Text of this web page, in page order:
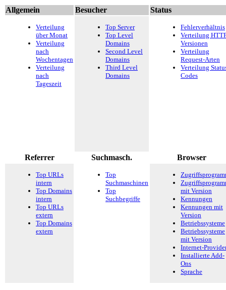
Allgemein Besucher Status
Verteilung
über Monat
Verteilung
nach
Wochentagen
Verteilung
nach
Tageszeit
Top Server
Top Level
Domains
Second Level
Domains
Third Level
Domains
Fehlerverhältnis
Verteilung
Versionen
Verteilung
Request-Arten
Verteilung
Codes
Referrer Suchmasch. Browser
Top URLs
intern
Top Domains
intern
Top URLs
extern
Top Domains
extern
Top
Suchmaschinen
Top
Suchbegriffe
mit Version
Kennungen
Kennungen mit
Version
Betriebssysteme
Betriebssysteme
mit Version
Internet-
Installierte Add-
Ons
Sprache